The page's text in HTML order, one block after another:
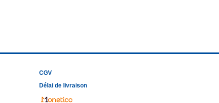
CGV
Délai de livraison